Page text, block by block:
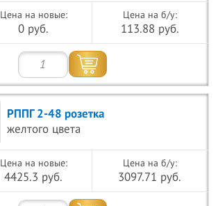
Цена на новые:
0 руб.
Цена на б/у:
113.88 руб.
РППГ 2-48 розетка
желтого цвета
Цена на новые:
4425.3 руб.
Цена на б/у:
3097.71 руб.